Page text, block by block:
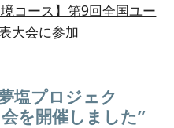
コース】第9回全国ユー
大会に参加
夢塩プロジェク
を開催しました”